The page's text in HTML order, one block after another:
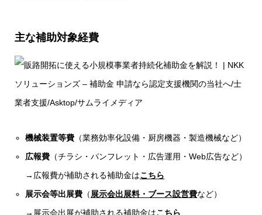
主な補助対象経費
機械装置等費 （業務効率化設備・厨房機器・製造機械など）
広報費 （チラシ・パンフレット・広告運用・Web広告など）
→広報費が補助される補助金はこちら
展示会等出展費 （ 展示会出展料・ブース設営費など）
→展示会出展が補助される補助金はこちら